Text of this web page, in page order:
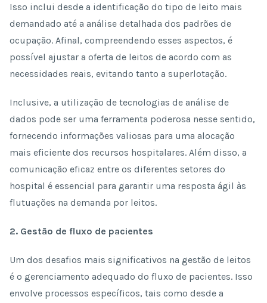
Isso inclui desde a identificação do tipo de leito mais
demandado até a análise detalhada dos padrões de
ocupação. Afinal, compreendendo esses aspectos, é
possível ajustar a oferta de leitos de acordo com as
necessidades reais, evitando tanto a superlotação.
Inclusive, a utilização de tecnologias de análise de
dados pode ser uma ferramenta poderosa nesse sentido,
fornecendo informações valiosas para uma alocação
mais eficiente dos recursos hospitalares. Além disso, a
comunicação eficaz entre os diferentes setores do
hospital é essencial para garantir uma resposta ágil às
flutuações na demanda por leitos.
2. Gestão de fluxo de pacientes
Um dos desafios mais significativos na gestão de leitos
é o gerenciamento adequado do fluxo de pacientes. Isso
envolve processos específicos, tais como desde a